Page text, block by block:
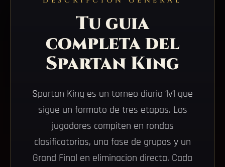
Tu guia
completa del
Spartan King
Spartan King es un torneo diario 1v1 que
sigue un formato de tres etapas. Los
jugadores compiten en rondas
clasificatorias, una fase de grupos y un
Grand Final en eliminacion directa. Cada